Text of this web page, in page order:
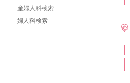
産婦人科検索
婦人科検索